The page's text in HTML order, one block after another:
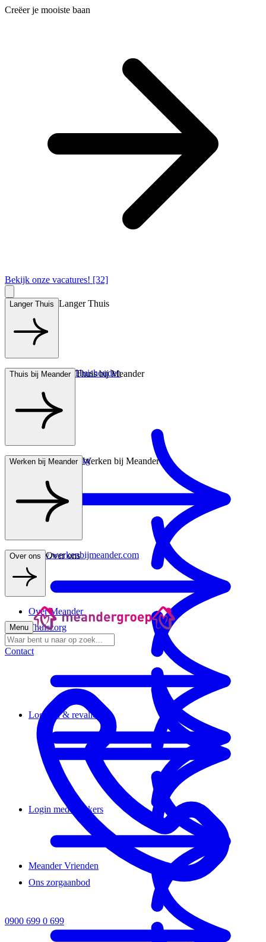
Creëer je mooiste baan
Bekijk onze vacatures! [32]
Langer Thuis Langer Thuis
Hulp bij het Huishouden
Thuiszorg
Ons zorgaanbod
Thuis bij Meander Thuis bij Meander
Wonen met zorg
Logeren & revalideren
Werken bij Meander Werken bij Meander
www.werkenbijmeander.com
Login medewerkers
Over ons Over ons
Over Meander
Meander Vrienden
Menu
Contact
0900 699 0 699